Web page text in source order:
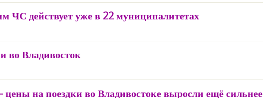
ЧС действует уже в 22 муниципалитетах
во Владивосток
цены на поездки во Владивостоке выросли ещё сильнее